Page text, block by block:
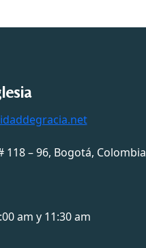
118 – 96, Bogotá, Colombia
am y 11:30 am